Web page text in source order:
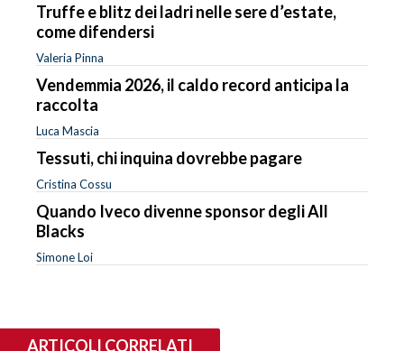
Truffe e blitz dei ladri nelle sere d’estate,
come difendersi
Valeria Pinna
Vendemmia 2026, il caldo record anticipa la
raccolta
Luca Mascia
Tessuti, chi inquina dovrebbe pagare
Cristina Cossu
Quando Iveco divenne sponsor degli All
Blacks
Simone Loi
ARTICOLI CORRELATI